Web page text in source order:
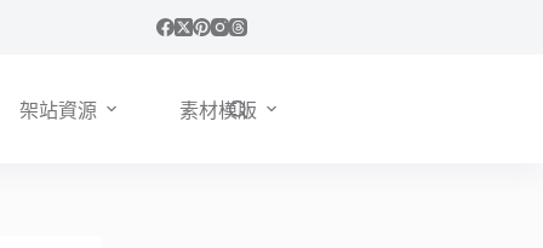
架站資源 素材模版